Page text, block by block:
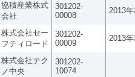
協積産業株式
会社
301202-
00008
2013
株式会社セー
フティロード
301202-
00009
2013
株式会社テク
ノ中央
301202-
10074